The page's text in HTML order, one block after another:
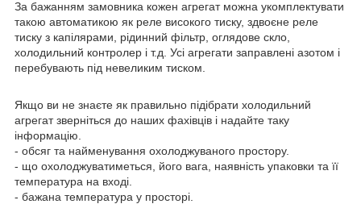
За бажанням замовника кожен агрегат можна укомплектувати
такою автоматикою як реле високого тиску, здвоєне реле
тиску з капілярами, рідинний фільтр, оглядове скло,
холодильний контролер і т.д. Усі агрегати заправлені азотом і
перебувають під невеликим тиском.
Якщо ви не знаєте як правильно підібрати холодильний
агрегат зверніться до наших фахівців і надайте таку
інформацію.
- обсяг та найменування охолоджуваного простору.
- що охолоджуватиметься, його вага, наявність упаковки та її
температура на вході.
- бажана температура у просторі.